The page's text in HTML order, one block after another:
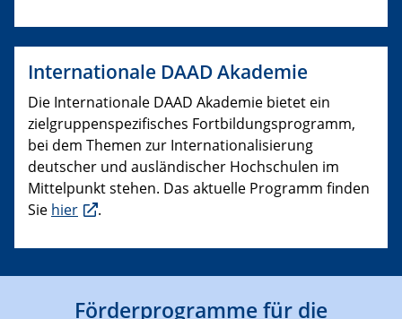
Internationale DAAD Akademie
Die Internationale DAAD Akademie bietet ein
zielgruppenspezifisches Fortbildungsprogramm,
bei dem Themen zur Internationalisierung
deutscher und ausländischer Hochschulen im
Mittelpunkt stehen. Das aktuelle Programm finden
Sie hier .
Förderprogramme für die